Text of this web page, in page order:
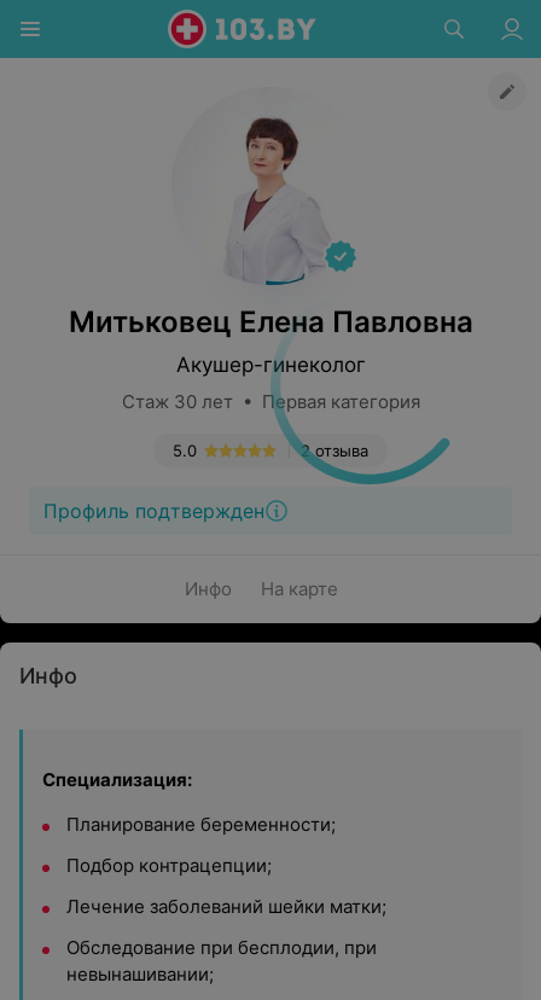
Митьковец Елена Павловна
Акушер-гинеколог
Стаж 30 лет • Первая категория
2 отзыва
5.0
Профиль подтвержден
Инфо На карте
Инфо
Специализация:
Планирование беременности;
Подбор контрацепции;
Лечение заболеваний шейки матки;
Обследование при бесплодии, при
невынашивании;